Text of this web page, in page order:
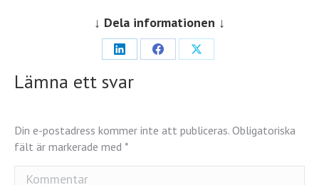
↓ Dela informationen ↓
Share
on
Share
Share
Lämna ett svar
Din e-postadress kommer inte att publiceras. Obligatoriska
fält är markerade med *
Kommentar